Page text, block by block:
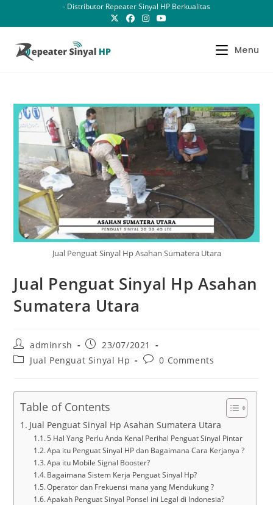
- Distributor Repeater Sinyal HP Berkualitas
Menu
Jual Penguat Sinyal Hp Asahan Sumatera Utara
Jual Penguat Sinyal Hp Asahan
Sumatera Utara
Post
author:
adminrsh
Post
published:
23/07/2021
PostJual Penguat Sinyal Hp
Post0 Comments
Table of Contents
Jual Penguat Sinyal Hp Asahan Sumatera Utara
5 Hal Yang Perlu Anda Kenal Perihal Penguat Sinyal Pintar
Apa itu Penguat Sinyal HP dan Bagaimana Cara Kerjanya ?
Apa itu Mobile Signal Booster?
Bagaimana Sistem Kerja Penguat Sinyal Hp?
Operator dan Frekuensi mana yang Mendukung ?
Apakah Penguat Sinyal Ponsel ini Legal di Indonesia?